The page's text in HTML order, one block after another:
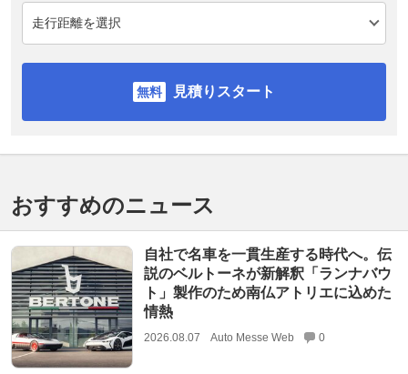
見積りスタート
おすすめのニュース
自社で名車を一貫生産する時代へ。伝
説のベルトーネが新解釈「ランナバウ
ト」製作のため南仏アトリエに込めた
情熱
2026.08.07 Auto Messe Web 0